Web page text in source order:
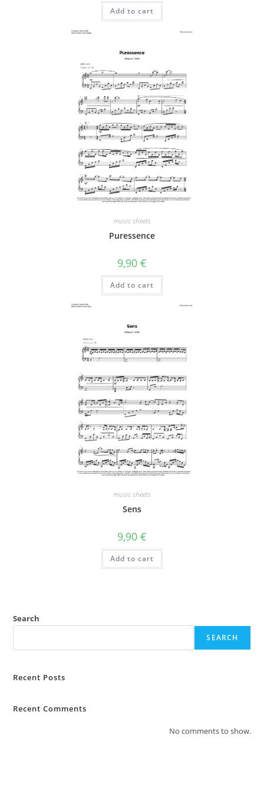
Add to cart
music sheets
Puressence
9,90 €
Add to cart
music sheets
Sens
9,90 €
Add to cart
Search
SEARCH
Recent Posts
Recent Comments
No comments to show.